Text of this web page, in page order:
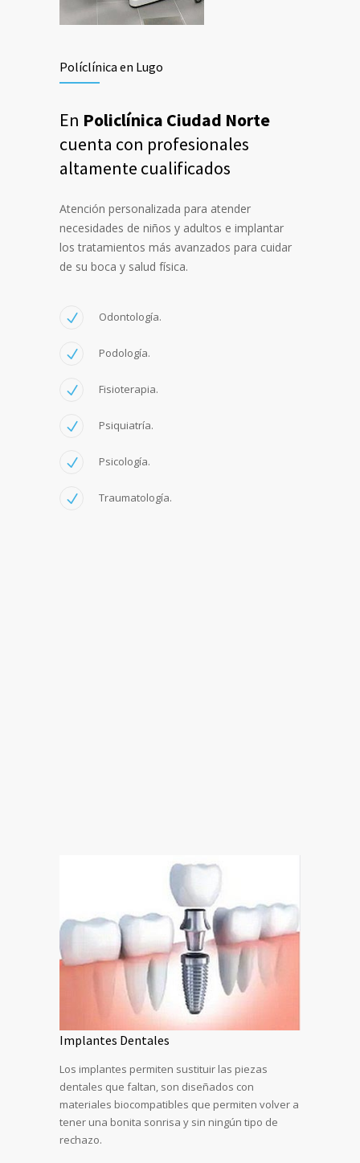
Políclínica en Lugo
En Policlínica Ciudad Norte
cuenta con profesionales
altamente cualificados
Atención personalizada para atender
necesidades de niños y adultos e implantar
los tratamientos más avanzados para cuidar
de su boca y salud física.
Odontología.
Podología.
Fisioterapia.
Psiquiatría.
Psicología.
Traumatología.
Implantes Dentales
Los implantes permiten sustituir las piezas
dentales que faltan, son diseñados con
materiales biocompatibles que permiten volver a
tener una bonita sonrisa y sin ningún tipo de
rechazo.